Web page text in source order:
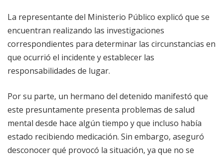
La representante del Ministerio Público explicó que se
encuentran realizando las investigaciones
correspondientes para determinar las circunstancias en
que ocurrió el incidente y establecer las
responsabilidades de lugar.
Por su parte, un hermano del detenido manifestó que
este presuntamente presenta problemas de salud
mental desde hace algún tiempo y que incluso había
estado recibiendo medicación. Sin embargo, aseguró
desconocer qué provocó la situación, ya que no se